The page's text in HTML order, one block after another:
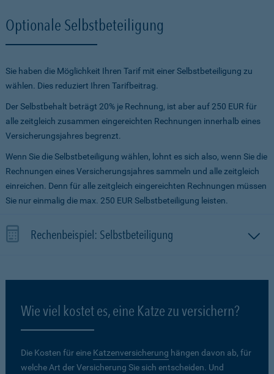
Optionale Selbstbeteiligung
Sie haben die Möglichkeit Ihren Tarif mit einer Selbstbeteiligung zu
wählen. Dies reduziert Ihren Tarifbeitrag.
Der Selbstbehalt beträgt 20% je Rechnung, ist aber auf 250 EUR für
alle zeitgleich zusammen eingereichten Rechnungen innerhalb eines
Versicherungsjahres begrenzt.
Wenn Sie die Selbstbeteiligung wählen, lohnt es sich also, wenn Sie die
Rechnungen eines Versicherungsjahres sammeln und alle zeitgleich
einreichen. Denn für alle zeitgleich eingereichten Rechnungen müssen
Sie nur einmalig die max. 250 EUR Selbstbeteiligung leisten.
Rechenbeispiel: Selbstbeteiligung
Wie viel kostet es, eine Katze zu versichern?
Die Kosten für eine Katzenversicherung hängen davon ab, für
welche Art der Versicherung Sie sich entscheiden. Und